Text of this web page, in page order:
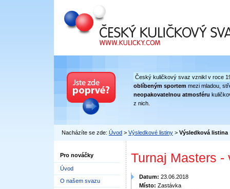
Český kuličkový svaz
Český kuličkový svaz vznikl v roce
oblíbeným sportem mezi mladou,
neopakovatelnou atmosféru
z nich.
Nacházíte se zde: Úvod > Výsledkové listiny > Výsledková listina
Pro nováčky
Úvod
O našem svazu
Turnaj Masters -
Datum: 23.06.2018
Místo: Zastávka